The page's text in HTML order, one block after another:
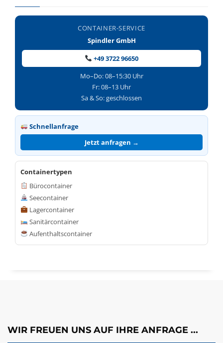
CONTAINER-SERVICE
Spindler GmbH
+49 3722 96650
Mo–Do: 08–15:30 Uhr
Fr: 08–13 Uhr
Sa & So: geschlossen
Schnellanfrage
Jetzt anfragen →
Containertypen
Bürocontainer
Seecontainer
Lagercontainer
Sanitärcontainer
Aufenthaltscontainer
WIR FREUEN UNS AUF IHRE ANFRAGE ...